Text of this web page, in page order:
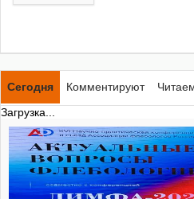
Сегодня Комментируют
Загрузка...